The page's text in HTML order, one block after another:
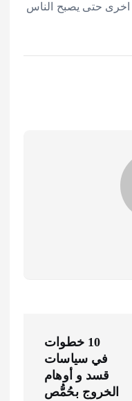
اخرى حتى يصبح الناس
10 خطوات
في سياسات
قسد و أوهام
الخروج بحُمُّص